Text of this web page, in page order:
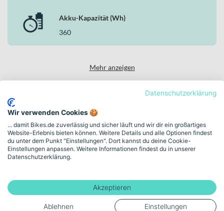
stimmigen Gesamtpaket. Für dich bedeutet das: effiziente
Unterstützung, präzise Kontrolle und ein reduziertes, elegantes
Akku-Kapazität (Wh)
360
Mehr anzeigen
High-Performance Bikes & Innovation
Entdecke SCOTT in
unserer Markenwelt
ENGINEERED FOR SPEED. BUILT FOR RIDERS WHO PUSH
Zur SCOTT Markenwelt
Datenschutzerklärung
Wir verwenden Cookies 🍪
... damit Bikes.de zuverlässig und sicher läuft und wir dir ein großartiges
Website-Erlebnis bieten können. Weitere Details und alle Optionen findest
du unter dem Punkt "Einstellungen". Dort kannst du deine Cookie-
Einstellungen anpassen. Weitere Informationen findest du in unserer
Datenschutzerklärung.
Akzeptieren
Ablehnen Einstellungen